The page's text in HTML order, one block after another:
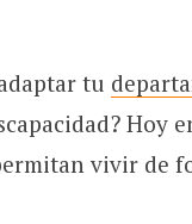
tu
Hoy
vivir de